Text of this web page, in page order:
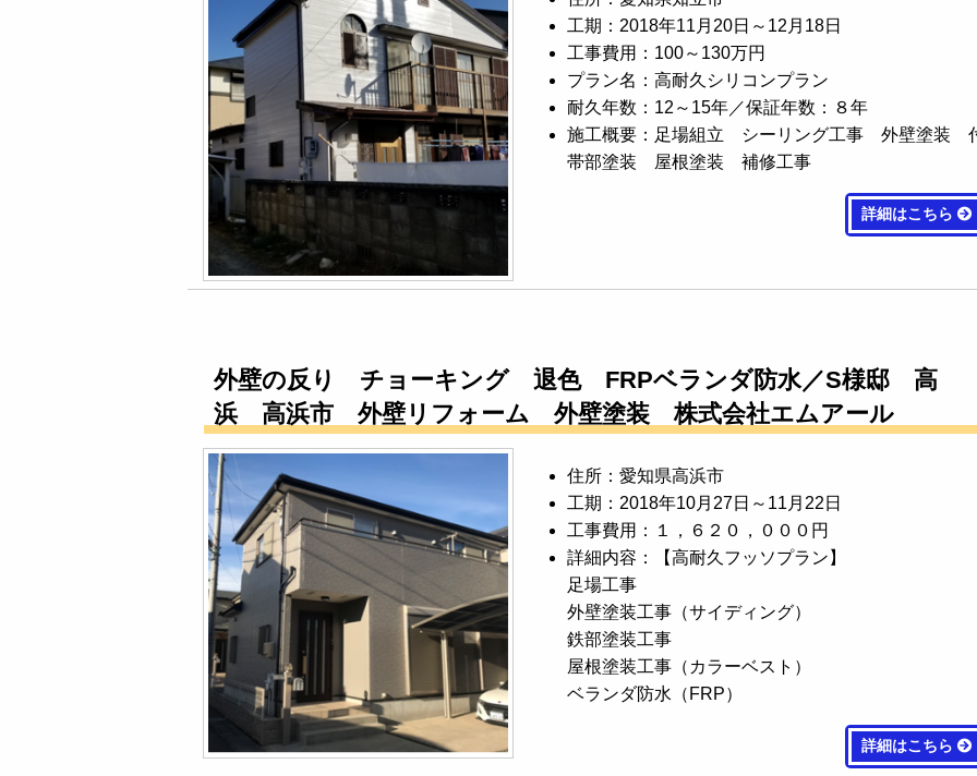
工期：2018年11月20日～12月18日
工事費用：100～130万円
プラン名：高耐久シリコンプラン
耐久年数：12～15年／保証年数：８年
施工概要：足場組立 シーリング工事 外壁塗装
帯部塗装 屋根塗装 補修工事
詳細はこちら
外壁の反り チョーキング 退色 FRPベランダ防水／S様邸 高
浜 高浜市 外壁リフォーム 外壁塗装 株式会社エムアール
住所：愛知県高浜市
工期：2018年10月27日～11月22日
工事費用：１，６２０，０００円
詳細内容：【高耐久フッソプラン】
足場工事
外壁塗装工事（サイディング）
鉄部塗装工事
屋根塗装工事（カラーベスト）
ベランダ防水（FRP）
詳細はこちら